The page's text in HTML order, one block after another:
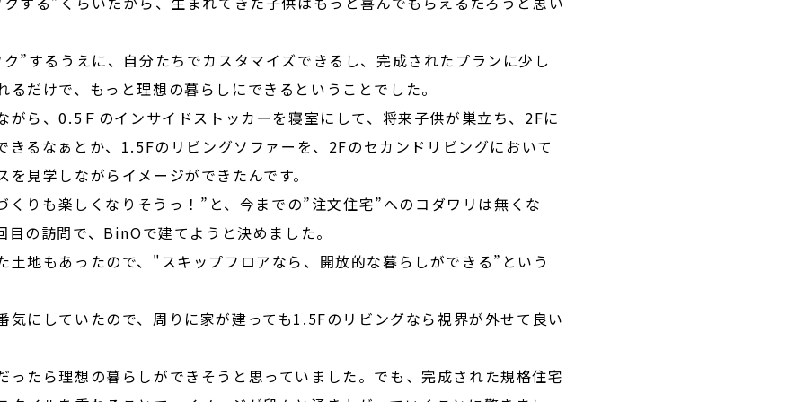
”するうえに、自分たちでカスタマイズできるし、完成されたプランに少し
るだけで、もっと理想の暮らしにできるということでした。
がら、0.5Ｆのインサイドストッカーを寝室にして、将来子供が巣立ち、2Fに
きるなぁとか、1.5Fのリビングソファーを、2Fのセカンドリビングにおいて
見学しながらイメージができたんです。
りも楽しくなりそうっ！”と、今までの”注文住宅”へのコダワリは無くな
目の訪問で、BinOで建てようと決めました。
土地もあったので、"スキップフロアなら、開放的な暮らしができる”という
気にしていたので、周りに家が建っても1.5Fのリビングなら視界が外せて良い
ったら理想の暮らしができそうと思っていました。でも、完成された規格住宅